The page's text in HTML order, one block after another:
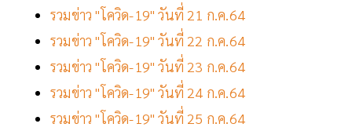
รวมข่าว "โควิด-19" วันที่ 21 ก.ค.64
รวมข่าว "โควิด-19" วันที่ 22 ก.ค.64
รวมข่าว "โควิด-19" วันที่ 23 ก.ค.64
รวมข่าว "โควิด-19" วันที่ 24 ก.ค.64
รวมข่าว "โควิด-19" วันที่ 25 ก.ค.64